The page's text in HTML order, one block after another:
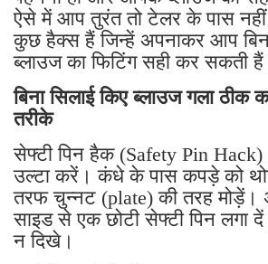
ऐसे में आप तुरंत तो टेलर के पास
कुछ हैक्स हैं जिन्हें अपनाकर आप
ब्लाउज का फिटिंग सही कर सकती
बिना सिलाई किए ब्लाउज गला
तरीके
सेफ्टी पिन हैक (Safety Pin Hack)
उल्टा करें। कंधे के पास कपड़े को
तरफ चुन्नट (plate) की तरह मोड़ें।
साइड से एक छोटी सेफ्टी पिन लगा दें
न दिखे।